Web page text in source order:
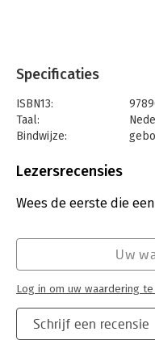
Specificaties
ISBN13:
Taal:
Bindwijze:
Uitgever:
Verschijningsdatum:
21-
Lezersrecensies
Wees de eerste die
Schrijf een recensie
Uw
Log in om uw waardering